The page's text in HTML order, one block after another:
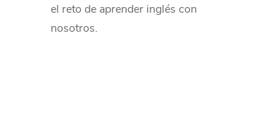
el reto de aprender inglés con
nosotros.